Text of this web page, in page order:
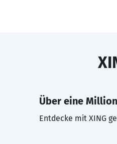
Über eine
Entdecke mit XING